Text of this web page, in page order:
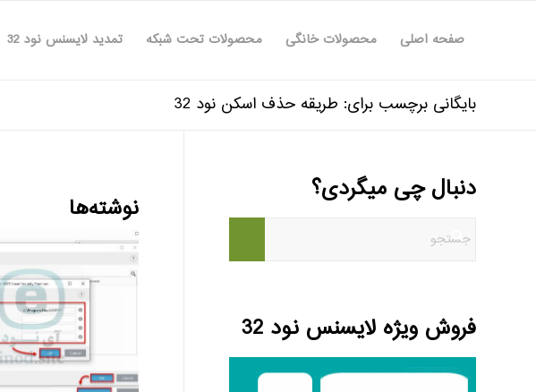
صفحه اصلی محصولات خانگی محصولات تحت شبکه تمدید لایسنس نود 32
بایگانی برچسب برای: طریقه حذف اسکن نود 32
نوشته‌ها
دنبال چی میگردی؟
فروش ویژه لایسنس نود 32